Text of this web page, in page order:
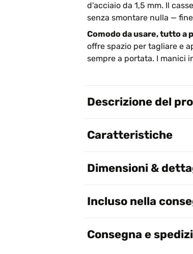
d'acciaio da 1,5 mm. Il
senza smontare nulla —
Comodo da usare, tutto a
offre spazio per tagliare e
sempre a portata. I manici
Descrizione del
Caratteristiche
Dimensioni &
Incluso nella
Consegna e